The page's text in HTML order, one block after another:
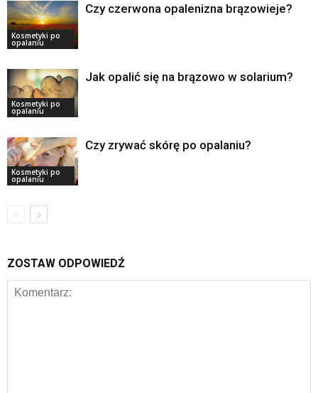
Kosmetyki po
opalaniu
Czy czerwona opalenizna brązowieje?
Kosmetyki po
opalaniu
Jak opalić się na brązowo w solarium?
Kosmetyki po
opalaniu
Czy zrywać skórę po opalaniu?
ZOSTAW ODPOWIEDŹ